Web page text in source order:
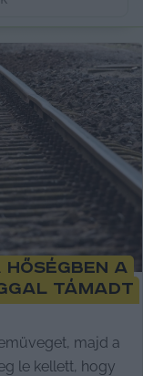
a
támadt
majd a
le kellett, hogy